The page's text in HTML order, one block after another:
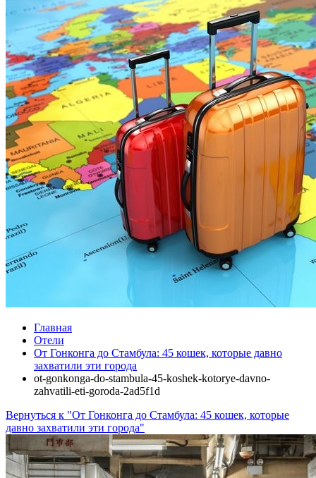
Главная
Отели
От Гонконга до Стамбула: 45 кошек, которые давно
захватили эти города
ot-gonkonga-do-stambula-45-koshek-kotorye-davno-
zahvatili-eti-goroda-2ad5f1d
Вернуться к "От Гонконга до Стамбула: 45 кошек, которые
давно захватили эти города"